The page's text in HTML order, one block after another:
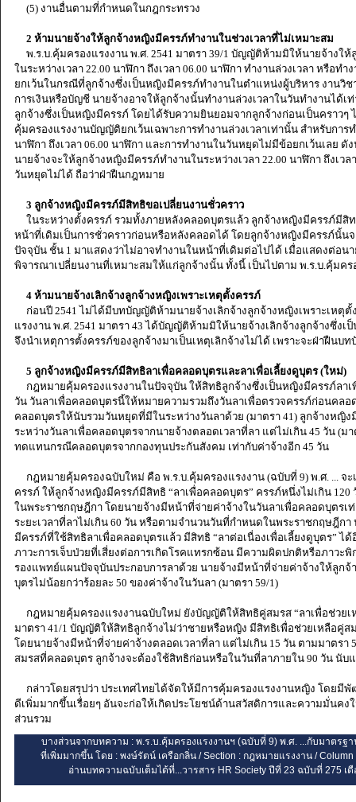
(5) งานอื่นตามที่กำหนดในกฎกระทรวง
2 ห้ามนายจ้างให้ลูกจ้างหญิงมีครรภ์ทำงานในช่วงเวลาที่ไม่เหมาะสม
พ.ร.บ.คุ้มครองแรงงาน พ.ศ. 2541 มาตรา 39/1 บัญญัติห้ามมิให้นายจ้างใ
ในระหว่างเวลา 22.00 นาฬิกา ถึงเวลา 06.00 นาฬิกา ทำงานล่วงเวลา หรือท
ยกเว้นในกรณีที่ลูกจ้างซึ่งเป็นหญิงมีครรภ์ทำงานในตำแหน่งผู้บริหาร งานวิช
การเงินหรือบัญชี นายจ้างอาจให้ลูกจ้างนั้นทำงานล่วงเวลาในวันทำงานได้
ลูกจ้างซึ่งเป็นหญิงมีครรภ์ โดยได้รับความยินยอมจากลูกจ้างก่อนเป็นคราวๆ
คุ้มครองแรงงานบัญญัติยกเว้นเฉพาะการทำงานล่วงเวลาเท่านั้น สำหรับการท
นาฬิกา ถึงเวลา 06.00 นาฬิกา และการทำงานในวันหยุดไม่มีข้อยกเว้นเลย
นายจ้างจะให้ลูกจ้างหญิงมีครรภ์ทำงานในระหว่างเวลา 22.00 นาฬิกา ถึงเวล
วันหยุดไม่ได้ ถือว่าฝ่าฝืนกฎหมาย
3 ลูกจ้างหญิงมีครรภ์มีสิทธิขอเปลี่ยนงานชั่วคราว
ในระหว่างตั้งครรภ์ รวมทั้งภายหลังคลอดบุตรแล้ว ลูกจ้างหญิงมีครรภ์มีสิ
หน้าที่เดิมเป็นการชั่วคราวก่อนหรือหลังคลอดได้ โดยลูกจ้างหญิงมีครรภ์นั้น
ปัจจุบัน ชั้น 1 มาแสดงว่าไม่อาจทำงานในหน้าที่เดิมต่อไปได้ เมื่อแสดงต่อน
พิจารณาเปลี่ยนงานที่เหมาะสมให้แก่ลูกจ้างนั้น ทั้งนี้ เป็นไปตาม พ.ร.บ.คุ้มคร
4 ห้ามนายจ้างเลิกจ้างลูกจ้างหญิงเพราะเหตุตั้งครรภ์
ก่อนปี 2541 ไม่ได้มีบทบัญญัติห้ามนายจ้างเลิกจ้างลูกจ้างหญิงเพราะเหตุ
แรงงาน พ.ศ. 2541 มาตรา 43 ได้บัญญัติห้ามมิให้นายจ้างเลิกจ้างลูกจ้างซึ่งเ
จึงนำเหตุการตั้งครรภ์ของลูกจ้างมาเป็นเหตุเลิกจ้างไม่ได้ เพราะจะฝ่าฝืนบ
5 ลูกจ้างหญิงมีครรภ์มีสิทธิลาเพื่อคลอดบุตรและลาเพื่อเลี้ยงดูบุตร (ใหม่)
กฎหมายคุ้มครองแรงงานในปัจจุบัน ให้สิทธิลูกจ้างซึ่งเป็นหญิงมีครรภ์ลา
วัน วันลาเพื่อคลอดบุตรนี้ให้หมายความรวมถึงวันลาเพื่อตรวจครรภ์ก่อนคลอ
คลอดบุตรให้นับรวมวันหยุดที่มีในระหว่างวันลาด้วย (มาตรา 41) ลูกจ้างหญิ
ระหว่างวันลาเพื่อคลอดบุตรจากนายจ้างตลอดเวลาที่ลา แต่ไม่เกิน 45 วัน (ม
ทดแทนกรณีคลอดบุตรจากกองทุนประกันสังคม เท่ากับค่าจ้างอีก 45 วัน
กฎหมายคุ้มครองฉบับใหม่ คือ พ.ร.บ.คุ้มครองแรงงาน (ฉบับที่ 9) พ.ศ. ... จ
ครรภ์ ให้ลูกจ้างหญิงมีครรภ์มีสิทธิ “ลาเพื่อคลอดบุตร” ครรภ์หนึ่งไม่เกิน
ในพระราชกฤษฎีกา โดยนายจ้างมีหน้าที่จ่ายค่าจ้างในวันลาเพื่อคลอดบุตรเ
ระยะเวลาที่ลาไม่เกิน 60 วัน หรือตามจำนวนวันที่กำหนดในพระราชกฤษฎีก
มีครรภ์ที่ใช้สิทธิลาเพื่อคลอดบุตรแล้ว มีสิทธิ “ลาต่อเนื่องเพื่อเลี้ยงดูบุตร” ไ
ภาวะการเจ็บป่วยที่เสี่ยงต่อการเกิดโรคแทรกซ้อน มีความผิดปกติหรือภาวะ
รองแพทย์แผนปัจจุบันประกอบการลาด้วย นายจ้างมีหน้าที่จ่ายค่าจ้างให้ลูกจ้
บุตรไม่น้อยกว่าร้อยละ 50 ของค่าจ้างในวันลา (มาตรา 59/1)
กฎหมายคุ้มครองแรงงานฉบับใหม่ ยังบัญญัติให้สิทธิคู่สมรส “ลาเพื่อช่วย
มาตรา 41/1 บัญญัติให้สิทธิลูกจ้างไม่ว่าชายหรือหญิง มีสิทธิเพื่อช่วยเหลือคู่ส
โดยนายจ้างมีหน้าที่จ่ายค่าจ้างตลอดเวลาที่ลา แต่ไม่เกิน 15 วัน ตามมาตรา
สมรสที่คลอดบุตร ลูกจ้างจะต้องใช้สิทธิก่อนหรือในวันที่ลาภายใน 90 วัน นั
กล่าวโดยสรุปว่า ประเทศไทยได้จัดให้มีการคุ้มครองแรงงานหญิง โดยมี
ดีเพิ่มมากขึ้นเรื่อยๆ อันจะก่อให้เกิดประโยชน์ด้านสวัสดิการและความมั่นค
ส่วนรวม
บางส่วนจากบทความ : พ.ร.บ.คุ้มครองแรงงานฯ (ฉบับที่ 9) พ.ศ. ...กับมาตรฐ
ที่เพิ่มมากขึ้น โดย : พงษ์รัตน์ เครือกลิ่น / Section : กฎหมายแรงงาน /
อ่านบทความฉบับเต็มได้ที่...วารสาร HR Society ปีที่ 23 ฉบับที่ 275 เ